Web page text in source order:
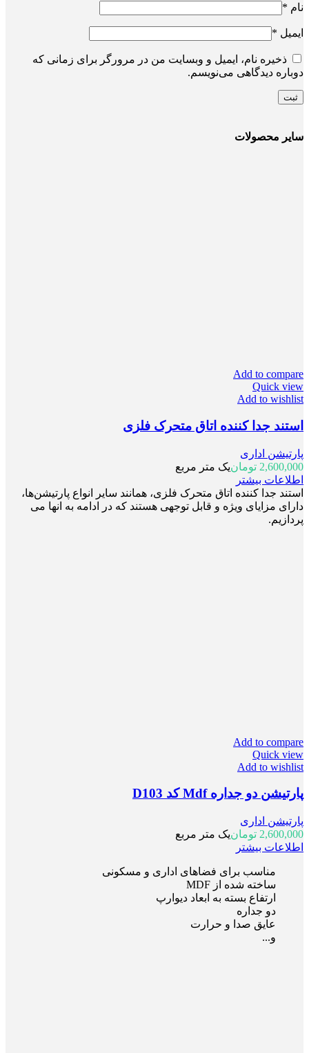
نام *
ایمیل *
ذخیره نام، ایمیل و وبسایت من در مرورگر برای زمانی که
دوباره دیدگاهی می‌نویسم.
سایر محصولات
Add to compare
Quick view
Add to wishlist
استند جدا کننده اتاق متحرک فلزی
پارتیشن اداری
2,600,000 تومانیک متر مربع
اطلاعات بیشتر
استند جدا کننده اتاق متحرک فلزی، همانند سایر انواع پارتیشن‌ها،
دارای مزایای ویژه و قابل توجهی هستند که در ادامه به انها می
پردازیم.
Add to compare
Quick view
Add to wishlist
پارتیشن دو جداره Mdf کد D103
پارتیشن اداری
2,600,000 تومانیک متر مربع
اطلاعات بیشتر
مناسب برای فضاهای اداری و مسکونی
ساخته شده از MDF
ارتفاع بسته به ابعاد دیوارپ
دو جداره
عایق صدا و حرارت
و...